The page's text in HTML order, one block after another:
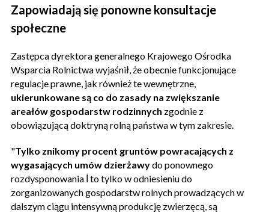
Zapowiadają się ponowne konsultacje
społeczne
Zastępca dyrektora generalnego Krajowego Ośrodka
Wsparcia Rolnictwa wyjaśnił, że obecnie funkcjonujące
regulacje prawne, jak również te wewnętrzne,
ukierunkowane są co do zasady na zwiększanie
areałów gospodarstw rodzinnych zgodnie z
obowiązującą doktryną rolną państwa w tym zakresie.
"Tylko znikomy procent gruntów powracających z
wygasających umów dzierżawydo ponownego
rozdysponowania İ to tylko w odniesieniu do
zorganizowanych gospodarstw rolnych prowadzących w
dalszym ciągu intensywną produkcję zwierzęcą, są